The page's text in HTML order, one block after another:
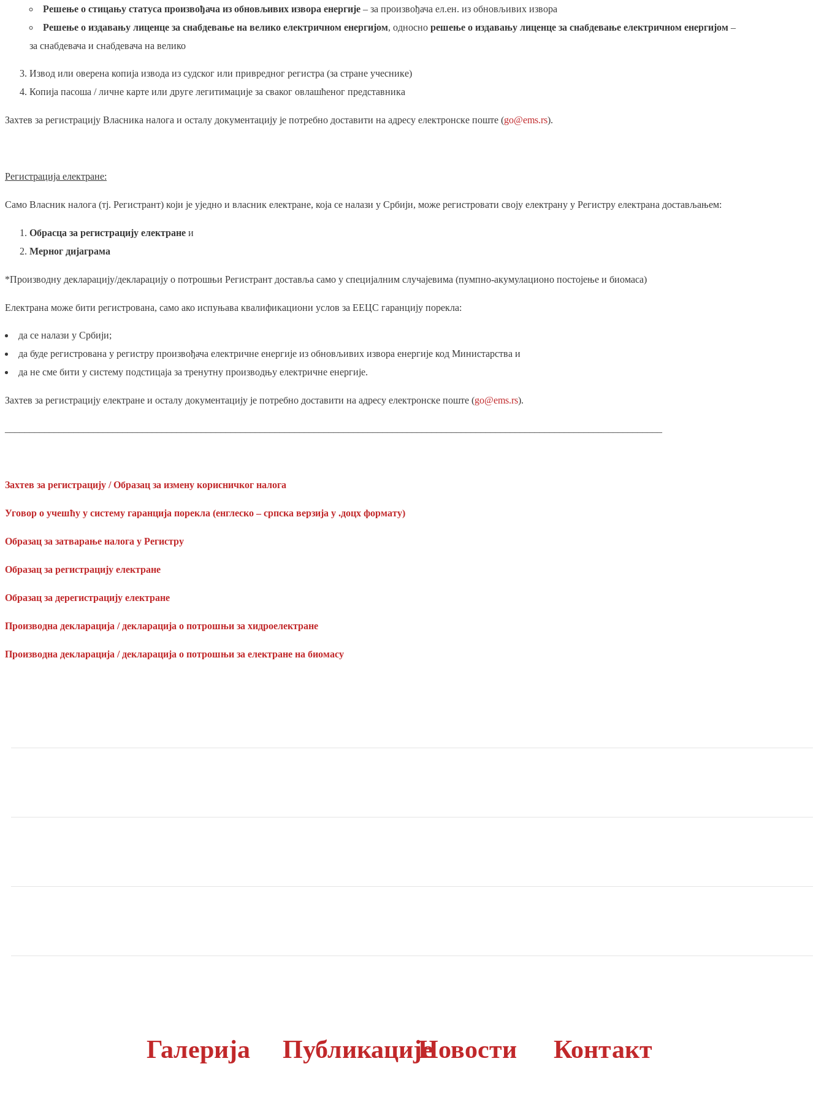
Решење о стицању статуса произвођача из обновљивих извора енергије – за произвођача ел.ен. из обновљивих извора
Решење о издавању лиценце за снабдевање на велико електричном енергијом, односно решење о издавању лиценце за снабдевање електричном енергијом –
за снабдевача и снабдевача на велико
Извод или оверена копија извода из судског или привредног регистра (за стране учеснике)
Копија пасоша / личне карте или друге легитимације за сваког овлашћеног представника
Захтев за регистрацију Власника налога и осталу документацију је потребно доставити на адресу електронске поште (go@ems.rs).
Регистрација електране:
Само Власник налога (тј. Регистрант) који је уједно и власник електране, која се налази у Србији, може регистровати своју електрану у Регистру електрана достављањем:
Обрасца за регистрацију електране и
Мерног дијаграма
*Производну декларацију/декларацију о потрошњи Регистрант доставља само у специјалним случајевима (пумпно-акумулационо постојење и биомаса)
Електрана може бити регистрована, само ако испуњава квалификациони услов за ЕЕЦС гаранцију порекла:
да се налази у Србији;
да буде регистрована у регистру произвођача електричне енергије из обновљивих извора енергије код Министарства и
да не сме бити у систему подстицаја за тренутну производњу електричне енергије.
Захтев за регистрацију електране и осталу документацију је потребно доставити на адресу електронске поште (go@ems.rs).
Захтев за регистрацију / Образац за измену корисничког налога
Уговор о учешћу у систему гаранција порекла (енглеско – српска верзија у .доцx формату)
Образац за затварање налога у Регистру
Образац за регистрацију електране
Образац за дерегистрацију електране
Производна декларација / декларација о потрошњи за хидроелектране
Производна декларација / декларација о потрошњи за електране на биомасу
Галерија ПубликацијеНовости Контакт